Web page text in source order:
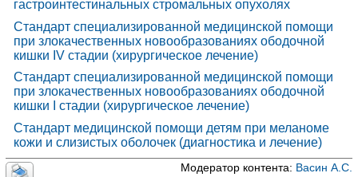
гастроинтестинальных стромальных опухолях
Стандарт специализированной медицинской помощи
при злокачественных новообразованиях ободочной
кишки IV стадии (хирургическое лечение)
Стандарт специализированной медицинской помощи
при злокачественных новообразованиях ободочной
кишки I стадии (хирургическое лечение)
Стандарт медицинской помощи детям при меланоме
кожи и слизистых оболочек (диагностика и лечение)
Модератор контента: Васин А.С.